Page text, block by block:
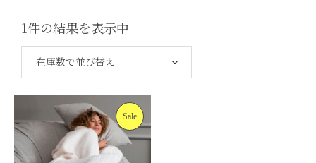
1件の結果を表示中
在庫数で並び替え
Sale